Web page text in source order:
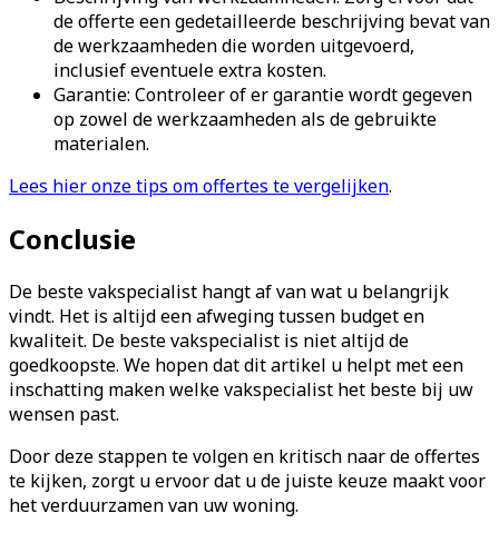
de offerte een gedetailleerde beschrijving bevat van
de werkzaamheden die worden uitgevoerd,
inclusief eventuele extra kosten.
Garantie: Controleer of er garantie wordt gegeven
op zowel de werkzaamheden als de gebruikte
materialen.
Lees hier onze tips om offertes te vergelijken.
Conclusie
De beste vakspecialist hangt af van wat u belangrijk
vindt. Het is altijd een afweging tussen budget en
kwaliteit. De beste vakspecialist is niet altijd de
goedkoopste. We hopen dat dit artikel u helpt met een
inschatting maken welke vakspecialist het beste bij uw
wensen past.
Door deze stappen te volgen en kritisch naar de offertes
te kijken, zorgt u ervoor dat u de juiste keuze maakt voor
het verduurzamen van uw woning.